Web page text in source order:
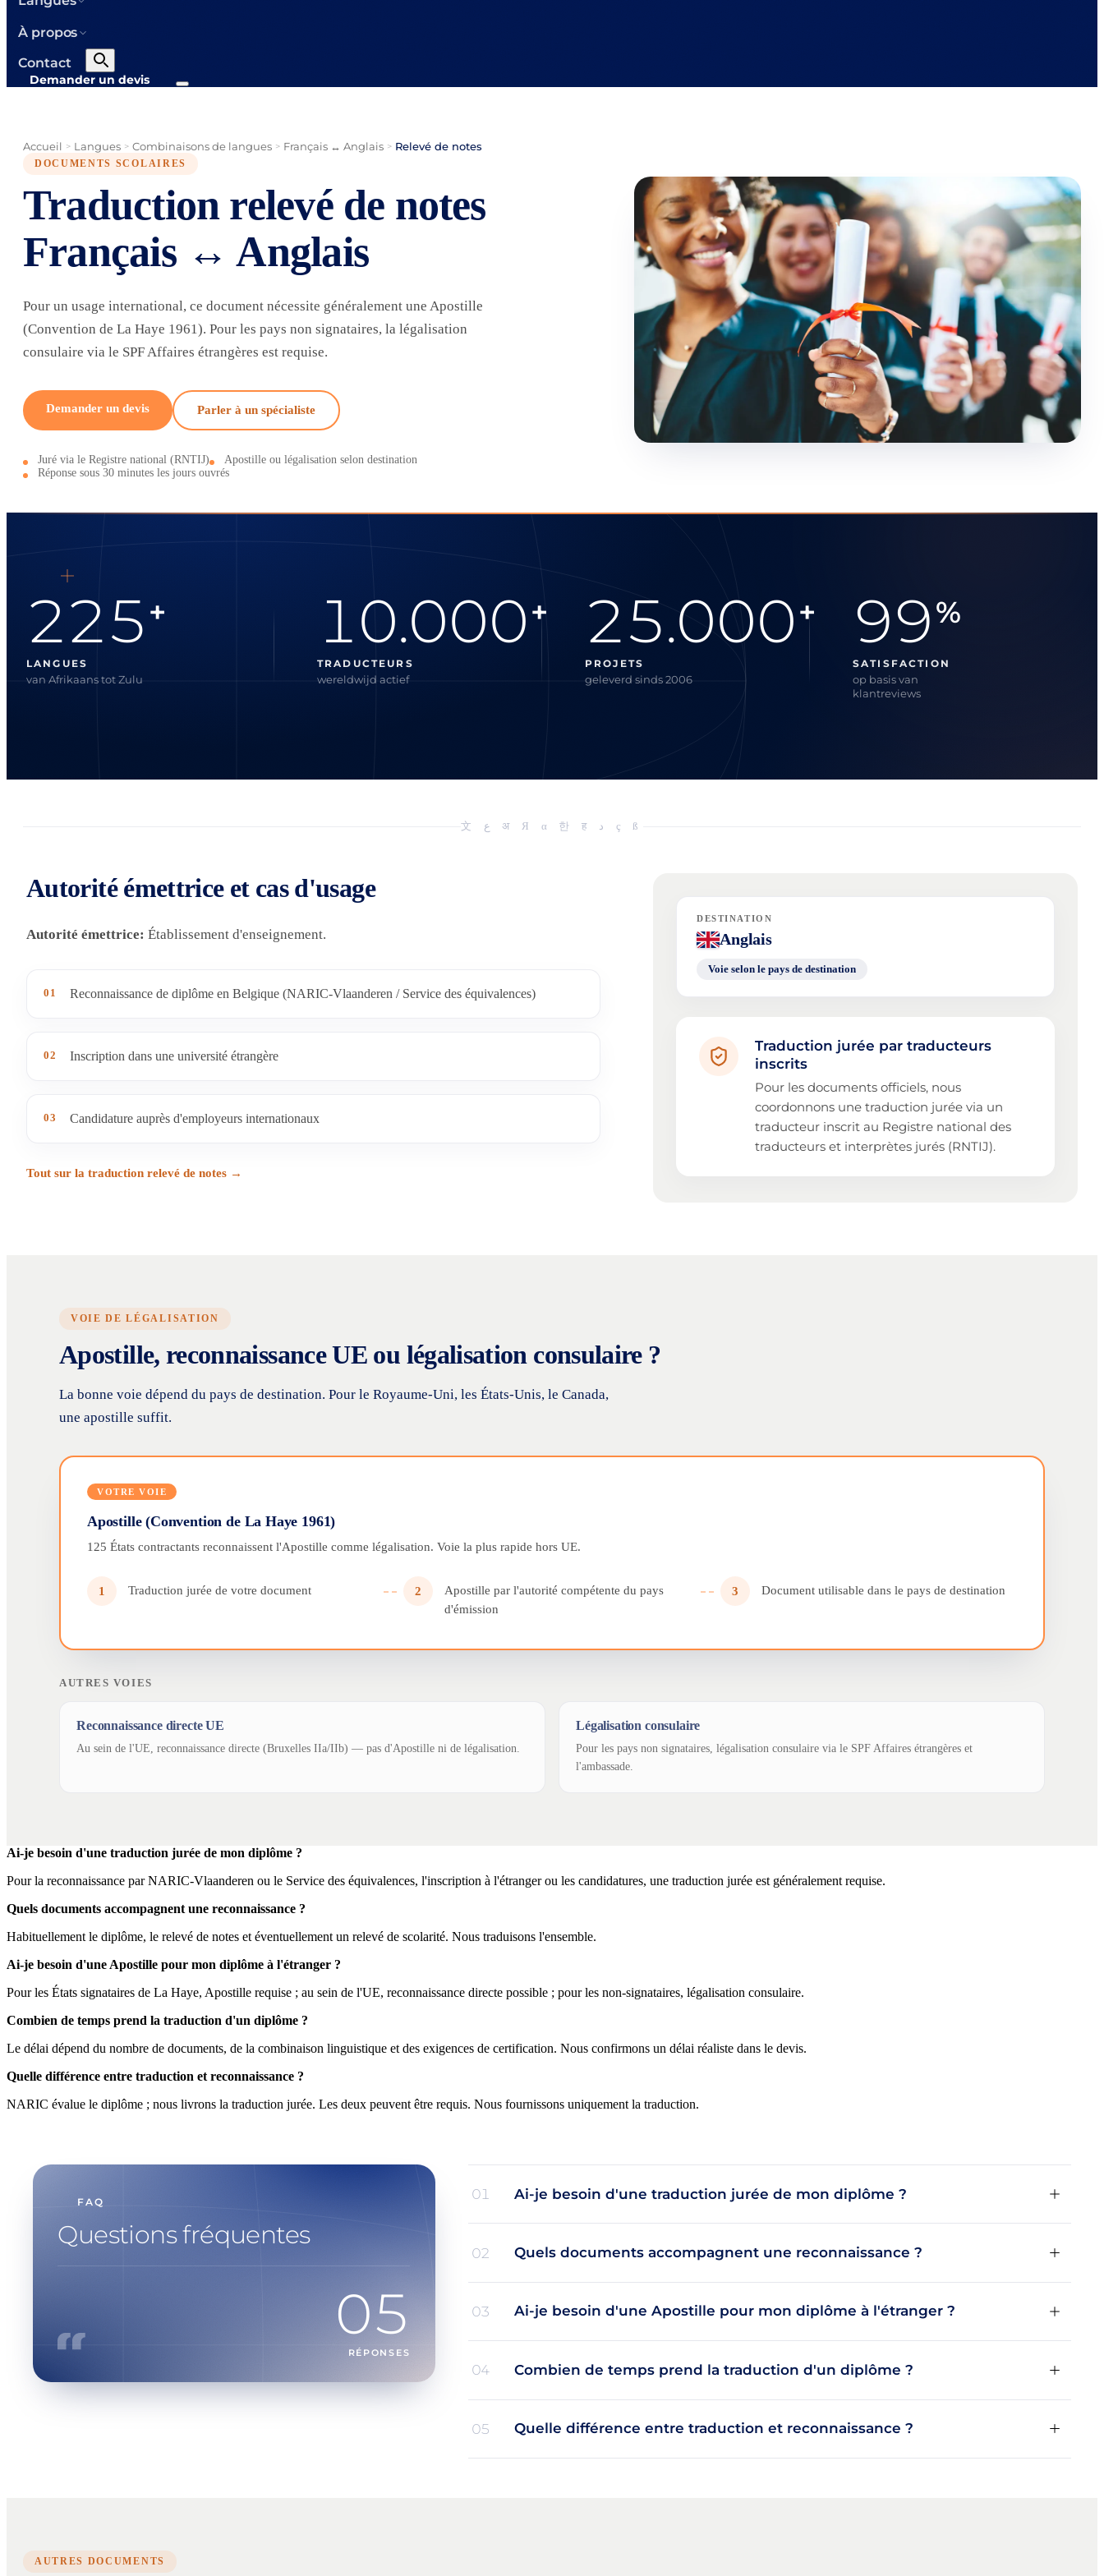
À propos
Contact
Demander un devis
Accueil > Langues > Combinaisons de langues > Français ↔ Anglais > Relevé de notes
DOCUMENTS SCOLAIRES
Traduction relevé de notes
Français ↔ Anglais
Pour un usage international, ce document nécessite généralement une Apostille
(Convention de La Haye 1961). Pour les pays non signataires, la légalisation
consulaire via le SPF Affaires étrangères est requise.
Demander un devis Parler à un spécialiste
Juré via le Registre national (RNTIJ)
Apostille ou légalisation selon destination
Réponse sous 30 minutes les jours ouvrés
225 +
LANGUES
van Afrikaans tot Zulu
10.000+
TRADUCTEURS
wereldwijd actief
25.000+
PROJETS
geleverd sinds 2006
99%
SATISFACTION
op basis van
klantreviews
文 ع अ Я α 한 ह د ç ß
Autorité émettrice et cas d'usage
Autorité émettrice: Établissement d'enseignement.
01 Reconnaissance de diplôme en Belgique (NARIC-Vlaanderen / Service des équivalences)
02 Inscription dans une université étrangère
03 Candidature auprès d'employeurs internationaux
Tout sur la traduction relevé de notes →
DESTINATION
Anglais
Voie selon le pays de destination
Traduction jurée par traducteurs
inscrits
Pour les documents officiels, nous
coordonnons une traduction jurée via un
traducteur inscrit au Registre national des
traducteurs et interprètes jurés (RNTIJ).
VOIE DE LÉGALISATION
Apostille, reconnaissance UE ou légalisation consulaire ?
La bonne voie dépend du pays de destination. Pour le Royaume-Uni, les États-Unis, le Canada,
une apostille suffit.
VOTRE VOIE
Apostille (Convention de La Haye 1961)
125 États contractants reconnaissent l'Apostille comme légalisation. Voie la plus rapide hors UE.
1 Traduction jurée de votre document 2
Apostille par l'autorité compétente du pays
d'émission
3 Document utilisable dans le pays de destination
AUTRES VOIES
Reconnaissance directe UE
Au sein de l'UE, reconnaissance directe (Bruxelles IIa/IIb) — pas d'Apostille ni de légalisation.
Légalisation consulaire
Pour les pays non signataires, légalisation consulaire via le SPF Affaires étrangères et
l'ambassade.
Ai-je besoin d'une traduction jurée de mon diplôme ?
Pour la reconnaissance par NARIC-Vlaanderen ou le Service des équivalences, l'inscription à l'étranger ou les candidatures, une traduction jurée est généralement requise.
Quels documents accompagnent une reconnaissance ?
Habituellement le diplôme, le relevé de notes et éventuellement un relevé de scolarité. Nous traduisons l'ensemble.
Ai-je besoin d'une Apostille pour mon diplôme à l'étranger ?
Pour les États signataires de La Haye, Apostille requise ; au sein de l'UE, reconnaissance directe possible ; pour les non-signataires, légalisation consulaire.
Combien de temps prend la traduction d'un diplôme ?
Le délai dépend du nombre de documents, de la combinaison linguistique et des exigences de certification. Nous confirmons un délai réaliste dans le devis.
Quelle différence entre traduction et reconnaissance ?
NARIC évalue le diplôme ; nous livrons la traduction jurée. Les deux peuvent être requis. Nous fournissons uniquement la traduction.
FAQ
Questions fréquentes
05
RÉPONSES
01 Ai-je besoin d'une traduction jurée de mon diplôme ?
02 Quels documents accompagnent une reconnaissance ?
03 Ai-je besoin d'une Apostille pour mon diplôme à l'étranger ?
04 Combien de temps prend la traduction d'un diplôme ?
05 Quelle différence entre traduction et reconnaissance ?
AUTRES DOCUMENTS